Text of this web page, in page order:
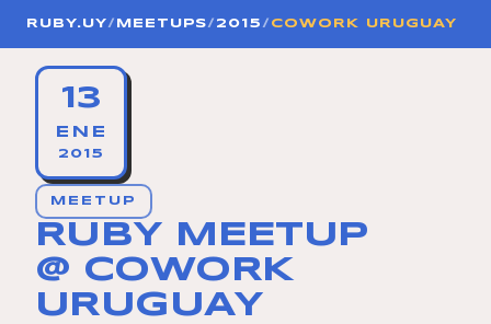
RUBY.UY/ MEETUPS/ 2015 / COWORK URUGUAY
13
ENE
2015
MEETUP
RUBY MEETUP
@ COWORK
URUGUAY